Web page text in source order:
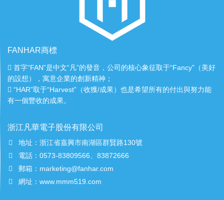
FANHAR商標
首字“FAN”是中文“凡”的發音，公司的核心象征取于“Fancy”（美好
的設想），寓意企業的創新精神；
“HAR”取于“Harvest”（收獲/成果）也是希望所有的付出與努力能
有一個豐收的成果。
浙江凡華電子股份有限公司
地址：浙江省嘉興市南湖區群賢路130號
電話：0573-83809566、83872666
郵箱：marketing@fanhar.com
網址：www.mmm519.com